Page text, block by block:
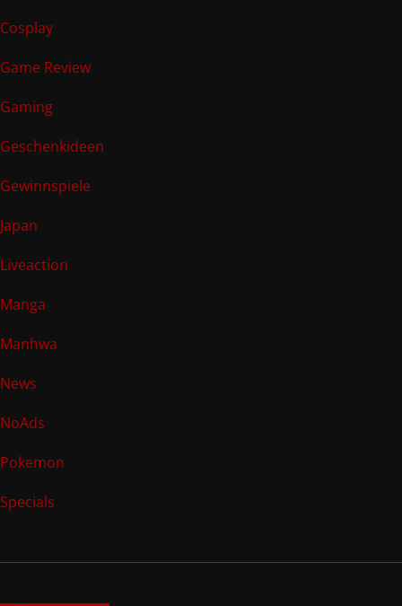
Cosplay
Game Review
Gaming
Geschenkideen
Gewinnspiele
Japan
Liveaction
Manga
Manhwa
News
NoAds
Pokemon
Specials